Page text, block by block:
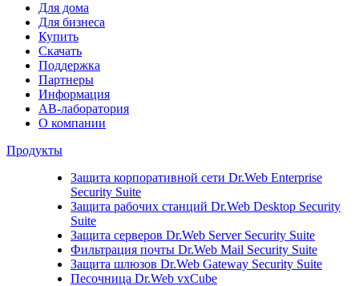
Для дома
Для бизнеса
Купить
Скачать
Поддержка
Партнеры
Информация
АВ-лаборатория
О компании
Продукты
Защита корпоративной сети Dr.Web Enterprise
Security Suite
Защита рабочих станций Dr.Web Desktop Security
Suite
Защита серверов Dr.Web Server Security Suite
Фильтрация почты Dr.Web Mail Security Suite
Защита шлюзов Dr.Web Gateway Security Suite
Песочница Dr.Web vxCube